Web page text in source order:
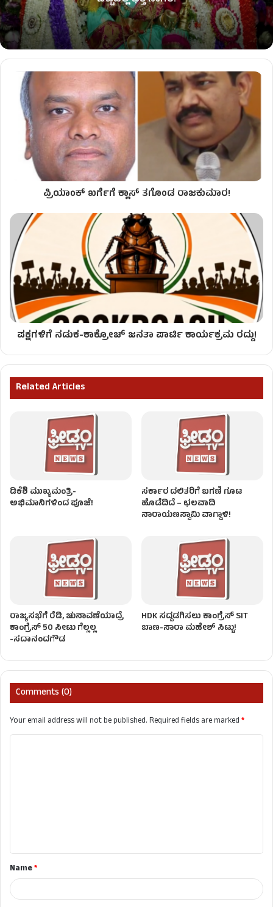
ಪ್ರಿಯಾಂಕ್ ಖರ್ಗೆಗೆ ಕ್ಲಾಸ್ ತಗೊಂಡ ರಾಜಕುಮಾರ!
ಪಕ್ಷಗಳಿಗೆ ನಡುಕ-ಕಾಕ್ರೋಚ್ ಜನತಾ ಪಾರ್ಟಿ ಕಾರ್ಯಕ್ರಮ ರದ್ದು!
Related Articles
ಡಿಕೆಶಿ ಮುಖ್ಯಮಂತ್ರಿ-
ಅಭಿಮಾನಿಗಳಿಂದ ಪೂಜೆ!
ಸರ್ಕಾರ ದಲಿತರಿಗೆ ಬಗಣಿ ಗೂಟ
ಹೊಡೆದಿದೆ – ಛಲವಾದಿ
ನಾರಾಯಣಸ್ವಾಮಿ ವಾಗ್ದಾಳಿ!
ರಾಜ್ಯಸಭೆಗೆ ರೆಡಿ, ಚುನಾವಣೆಯಾದ್ರೆ
ಕಾಂಗ್ರೆಸ್‌ 50 ಸೀಟು ಗೆಲ್ಲಲ್ಲ
-ಸದಾನಂದಗೌಡ
HDK ಸದ್ದಡಗಿಸಲು ಕಾಂಗ್ರೆಸ್ SIT
ಬಾಣ-ಸಾರಾ ಮಹೇಶ್ ಸಿಟ್ಟು!
Comments (0)
Your email address will not be published.Required fields are marked*
t
*Name*